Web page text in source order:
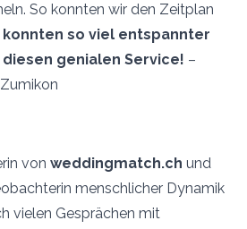
So konnten wir den Zeitplan
konnten so viel entspannter
genialen Service! –
von weddingmatch.ch und
menschlicher Dynamik
vielen Gesprächen mit